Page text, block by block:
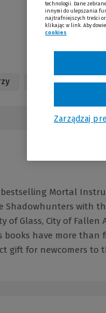
Opinie
bestselling Mortal
Shadowhunters with
of Glass, City of
books have more
gift for newcomers to
technologii. Dane
innymi do ulepszania
najtrafniejszych treści
klikając w link. Aby
cookies
Zarządzaj